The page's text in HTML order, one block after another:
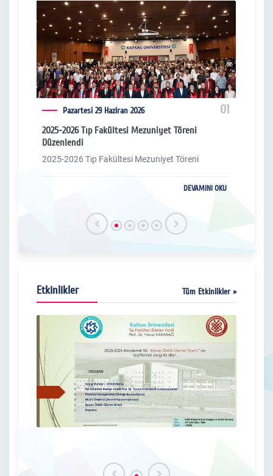
Pazartesi 29 Haziran 2026 01
2025-2026 Tıp Fakültesi Mezuniyet Töreni
Düzenlendi
2025-2026 Tıp Fakültesi Mezuniyet Töreni
DEVAMINI OKU
Etkinlikler Tüm Etkinlikler »